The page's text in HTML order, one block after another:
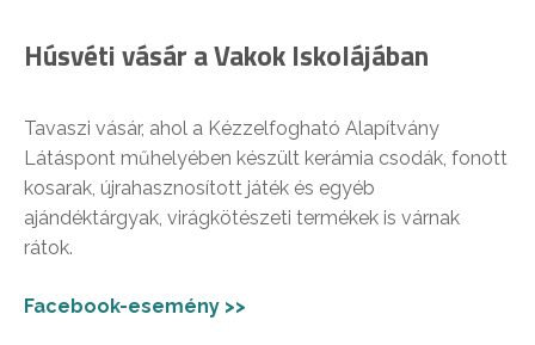
Húsvéti vásár a Vakok Iskolájában
Tavaszi vásár, ahol a Kézzelfogható Alapítvány
Látáspont műhelyében készült kerámia csodák, fonott
kosarak, újrahasznosított játék és egyéb
ajándéktárgyak, virágkötészeti termékek is várnak
rátok.
Facebook-esemény >>